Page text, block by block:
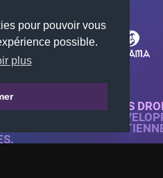
pour pouvoir vous
possible.
plus
2026 KTARENA. TOUS
WEB ENTIÈREMENT
LES IMAGES